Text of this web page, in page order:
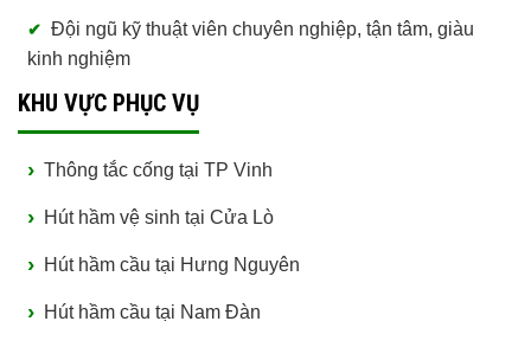
Đội ngũ kỹ thuật viên chuyên nghiệp, tận tâm, giàu
kinh nghiệm
KHU VỰC PHỤC VỤ
Thông tắc cống tại TP Vinh
Hút hầm vệ sinh tại Cửa Lò
Hút hầm cầu tại Hưng Nguyên
Hút hầm cầu tại Nam Đàn